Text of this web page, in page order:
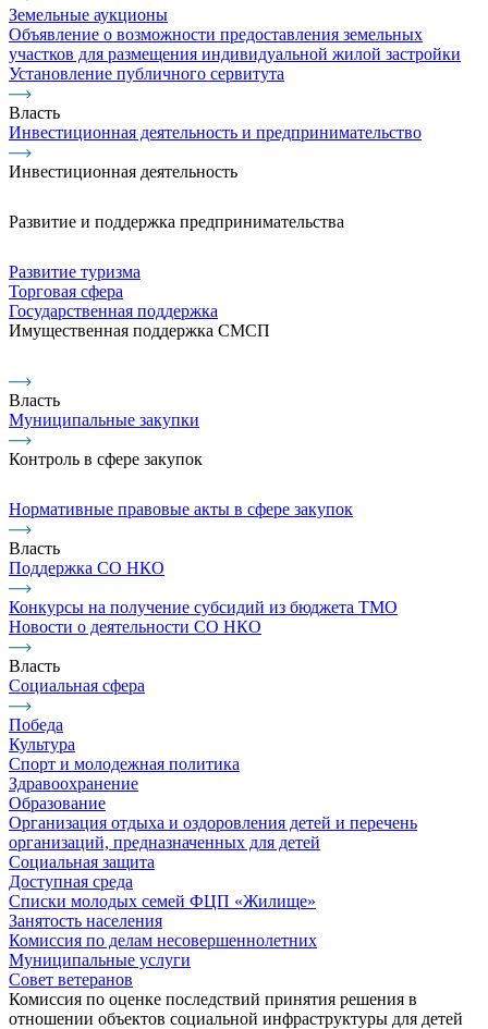
Земельные аукционы
Объявление о возможности предоставления земельных
участков для размещения индивидуальной жилой застройки
Установление публичного сервитута
Власть
Инвестиционная деятельность и предпринимательство
Инвестиционная деятельность
Развитие и поддержка предпринимательства
Развитие туризма
Торговая сфера
Государственная поддержка
Имущественная поддержка СМСП
Власть
Муниципальные закупки
Контроль в сфере закупок
Нормативные правовые акты в сфере закупок
Власть
Поддержка СО НКО
Конкурсы на получение субсидий из бюджета ТМО
Новости о деятельности СО НКО
Власть
Социальная сфера
Победа
Культура
Спорт и молодежная политика
Здравоохранение
Образование
Организация отдыха и оздоровления детей и перечень
организаций, предназначенных для детей
Социальная защита
Доступная среда
Списки молодых семей ФЦП «Жилище»
Занятость населения
Комиссия по делам несовершеннолетних
Муниципальные услуги
Совет ветеранов
Комиссия по оценке последствий принятия решения в
отношении объектов социальной инфраструктуры для детей